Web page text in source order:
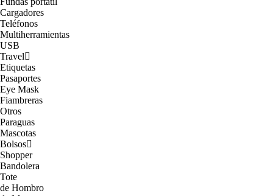
Cargadores
Teléfonos
Multiherramientas
USB
Travel
Etiquetas
Pasaportes
Eye Mask
Fiambreras
Otros
Paraguas
Mascotas
Bolsos
Shopper
Bandolera
Tote
de Hombro